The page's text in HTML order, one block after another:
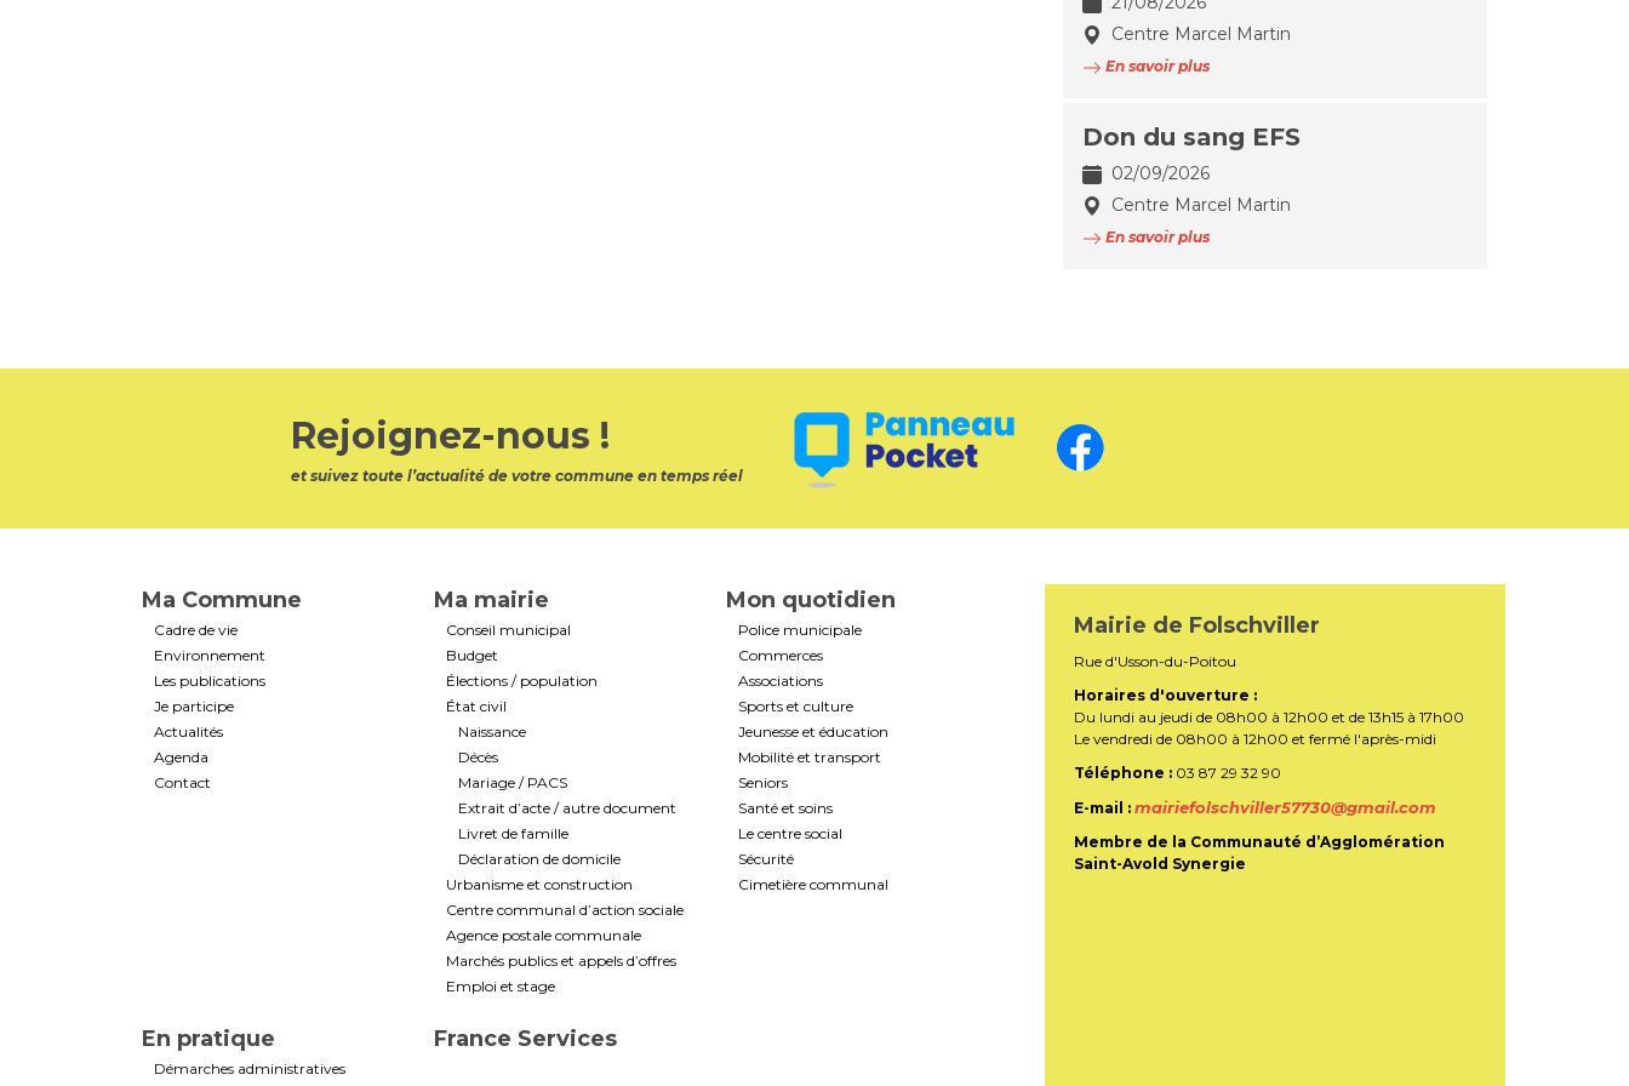
Centre Marcel Martin
En savoir plus
Don du sang EFS
02/09/2026
Centre Marcel Martin
En savoir plus
Rejoignez-nous !
et suivez toute l’actualité de votre commune en temps réel
Ma Commune
Cadre de vie
Environnement
Les publications
Je participe
Actualités
Agenda
Contact
Ma mairie
Conseil municipal
Budget
Élections / population
État civil
Naissance
Décès
Mariage / PACS
Extrait d’acte / autre document
Livret de famille
Déclaration de domicile
Urbanisme et construction
Centre communal d’action sociale
Agence postale communale
Marchés publics et appels d’offres
Emploi et stage
Mon quotidien
Police municipale
Commerces
Associations
Sports et culture
Jeunesse et éducation
Mobilité et transport
Seniors
Santé et soins
Le centre social
Sécurité
Cimetière communal
En pratique
Démarches administratives
France Services
Mairie de Folschviller
Rue d'Usson-du-Poitou
Horaires d'ouverture :
Du lundi au jeudi de 08h00 à 12h00 et de 13h15 à 17h00
Le vendredi de 08h00 à 12h00 et fermé l'après-midi
Téléphone : 03 87 29 32 90
E-mail : mairiefolschviller57730@gmail.com
Membre de la Communauté d’Agglomération
Saint-Avold Synergie